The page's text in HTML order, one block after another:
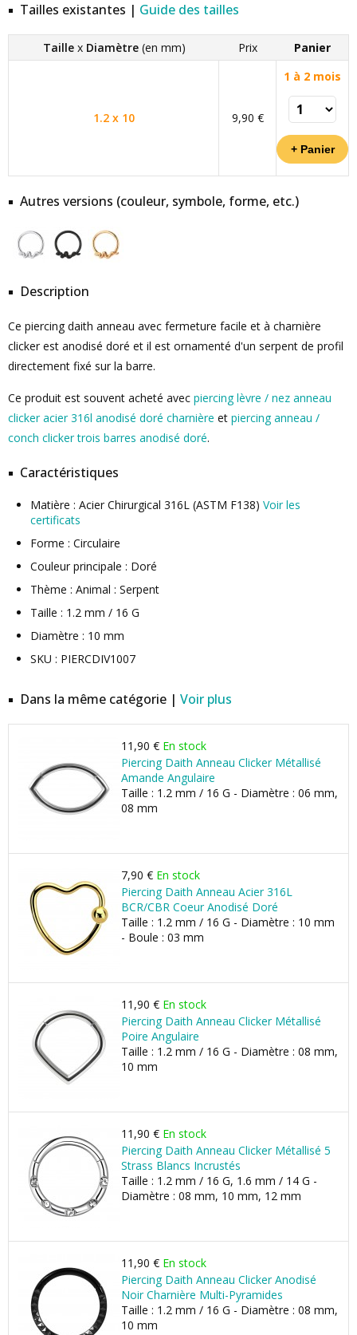
Tailles existantes | Guide des tailles
Taille x Diamètre (en mm) Prix Panier
1.2 x 10 9,90 €
1 à 2 mois
Autres versions (couleur, symbole, forme, etc.)
Description
Ce piercing daith anneau avec fermeture facile et à charnière
clicker est anodisé doré et il est ornamenté d'un serpent de profil
directement fixé sur la barre.
Ce produit est souvent acheté avec piercing lèvre / nez anneau
clicker acier 316l anodisé doré charnière et piercing anneau /
conch clicker trois barres anodisé doré.
Caractéristiques
Matière : Acier Chirurgical 316L (ASTM F138) Voir les
certificats
Forme : Circulaire
Couleur principale : Doré
Thème : Animal : Serpent
Taille : 1.2 mm / 16 G
Diamètre : 10 mm
SKU : PIERCDIV1007
Dans la même catégorie | Voir plus
11,90 € En stock
Piercing Daith Anneau Clicker Métallisé
Amande Angulaire
Taille : 1.2 mm / 16 G - Diamètre : 06 mm,
08 mm
7,90 € En stock
Piercing Daith Anneau Acier 316L
BCR/CBR Coeur Anodisé Doré
Taille : 1.2 mm / 16 G - Diamètre : 10 mm
- Boule : 03 mm
11,90 € En stock
Piercing Daith Anneau Clicker Métallisé
Poire Angulaire
Taille : 1.2 mm / 16 G - Diamètre : 08 mm,
10 mm
11,90 € En stock
Piercing Daith Anneau Clicker Métallisé 5
Strass Blancs Incrustés
Taille : 1.2 mm / 16 G, 1.6 mm / 14 G -
Diamètre : 08 mm, 10 mm, 12 mm
11,90 € En stock
Piercing Daith Anneau Clicker Anodisé
Noir Charnière Multi-Pyramides
Taille : 1.2 mm / 16 G - Diamètre : 08 mm,
10 mm